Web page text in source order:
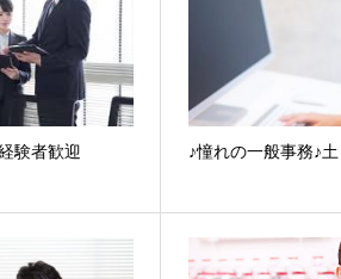
験者歓迎 ♪憧れの一般事務♪